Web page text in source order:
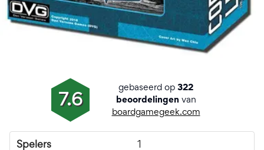
7.6
gebaseerd op 322
beoordelingen van
boardgamegeek.com
Spelers 1